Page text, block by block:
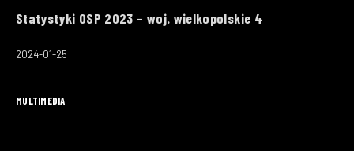
Statystyki OSP 2023 – woj. wielkopolskie 4
2024-01-25
MULTIMEDIA